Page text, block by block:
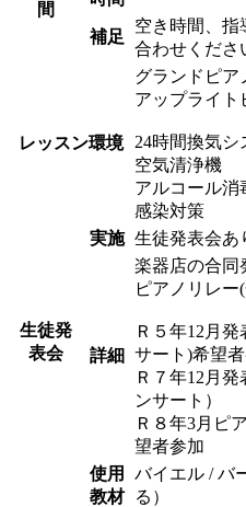
間
補足
空き時間、指
合わせくださ
レッスン環境
グランドピア
アップライト
24時間換気シ
空気清浄機
アルコール消
感染対策
生徒発
表会
実施 生徒発表会あ
詳細
楽器店の合同
ピアノリレ
Ｒ５年12月
サート)希望
Ｒ７年12月
ンサート）
Ｒ８年3月ピ
望者参加
使用
教材
バイエル / バ
る）